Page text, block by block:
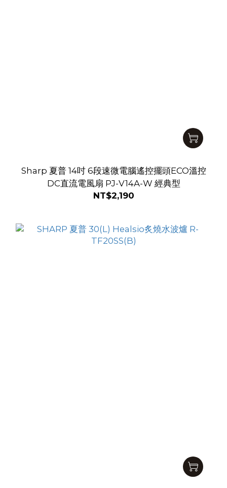
Sharp 夏普 14吋 6段速微電腦遙控擺頭ECO溫控
DC直流電風扇 PJ-V14A-W 經典型
NT$2,190